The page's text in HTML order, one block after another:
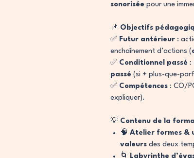
sonorisée pour une
📌 Objectifs
✅ Futur antérieur :
enchaînement d’actions (
✅ Conditionnel passé :
passé (si + plus-que-
✅ Compétences : CO/
expliquer).
💡 Contenu de la
🧠 Atelier formes &
valeurs des deux
🌀
Labyrinthe